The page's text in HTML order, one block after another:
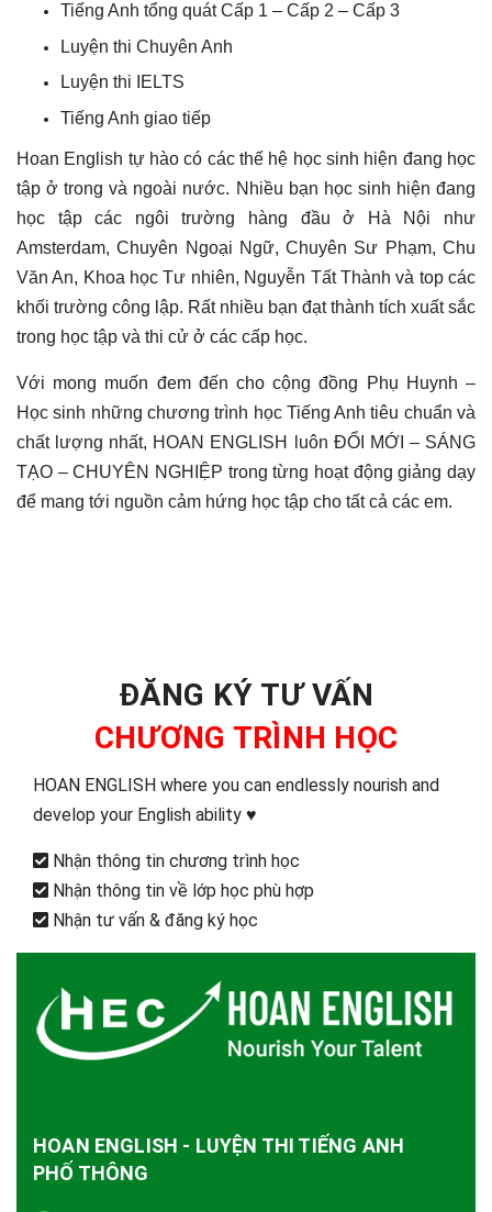
Tiếng Anh tổng quát Cấp 1 – Cấp 2 – Cấp 3
Luyện thi Chuyên Anh
Luyện thi IELTS
Tiếng Anh giao tiếp
Hoan English tự hào có các thế hệ học sinh hiện đang học
tập ở trong và ngoài nước. Nhiều bạn học sinh hiện đang
học tập các ngôi trường hàng đầu ở Hà Nội như
Amsterdam, Chuyên Ngoại Ngữ, Chuyên Sư Phạm, Chu
Văn An, Khoa học Tư nhiên, Nguyễn Tất Thành và top các
khối trường công lập. Rất nhiều bạn đạt thành tích xuất sắc
trong học tập và thi cử ở các cấp học.
Với mong muốn đem đến cho cộng đồng Phụ Huynh –
Học sinh những chương trình học Tiếng Anh tiêu chuẩn và
chất lượng nhất, HOAN ENGLISH luôn ĐỔI MỚI – SÁNG
TẠO – CHUYÊN NGHIỆP trong từng hoạt động giảng dạy
để mang tới nguồn cảm hứng học tập cho tất cả các em.
ĐĂNG KÝ TƯ VẤN
CHƯƠNG TRÌNH HỌC
HOAN ENGLISH where you can endlessly nourish and
develop your English ability ♥️
Nhận thông tin chương trình học
Nhận thông tin về lớp học phù hợp
Nhận tư vấn & đăng ký học
HOAN ENGLISH - LUYỆN THI TIẾNG ANH
PHỐ THÔNG